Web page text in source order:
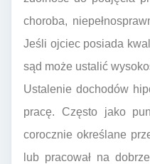
choroba,
Jeśli ojciec posiada
sąd może ustalić
Ustalenie dochodów
pracę. Często jako
corocznie określane
lub pracował na